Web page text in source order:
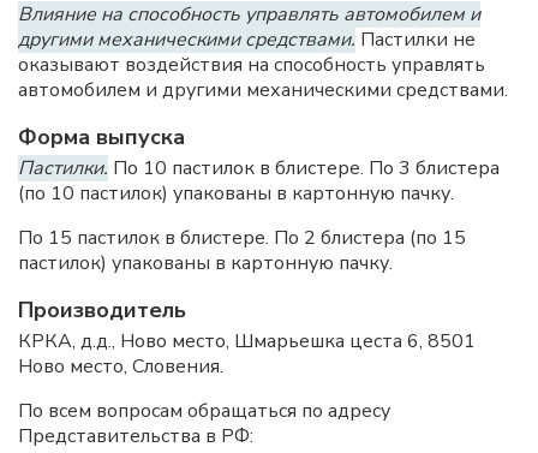
Влияние на способность управлять автомобилем и
другими механическими средствами. Пастилки не
оказывают воздействия на способность управлять
автомобилем и другими механическими средствами.
Форма выпуска
Пастилки. По 10 пастилок в блистере. По 3 блистера
(по 10 пастилок) упакованы в картонную пачку.
По 15 пастилок в блистере. По 2 блистера (по 15
пастилок) упакованы в картонную пачку.
Производитель
КРКА, д.д., Ново место, Шмарьешка цеста 6, 8501
Ново место, Словения.
По всем вопросам обращаться по адресу
Представительства в РФ: